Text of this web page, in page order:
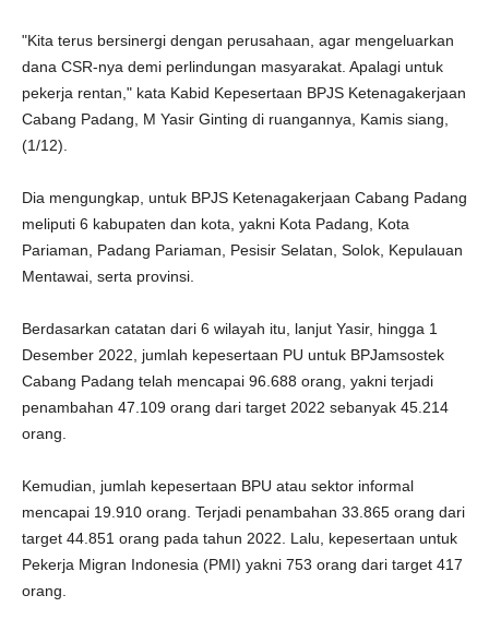
"Kita terus bersinergi dengan perusahaan, agar mengeluarkan
dana CSR-nya demi perlindungan masyarakat. Apalagi untuk
pekerja rentan," kata Kabid Kepesertaan BPJS Ketenagakerjaan
Cabang Padang, M Yasir Ginting di ruangannya, Kamis siang,
(1/12).
Dia mengungkap, untuk BPJS Ketenagakerjaan Cabang Padang
meliputi 6 kabupaten dan kota, yakni Kota Padang, Kota
Pariaman, Padang Pariaman, Pesisir Selatan, Solok, Kepulauan
Mentawai, serta provinsi.
Berdasarkan catatan dari 6 wilayah itu, lanjut Yasir, hingga 1
Desember 2022, jumlah kepesertaan PU untuk BPJamsostek
Cabang Padang telah mencapai 96.688 orang, yakni terjadi
penambahan 47.109 orang dari target 2022 sebanyak 45.214
orang.
Kemudian, jumlah kepesertaan BPU atau sektor informal
mencapai 19.910 orang. Terjadi penambahan 33.865 orang dari
target 44.851 orang pada tahun 2022. Lalu, kepesertaan untuk
Pekerja Migran Indonesia (PMI) yakni 753 orang dari target 417
orang.